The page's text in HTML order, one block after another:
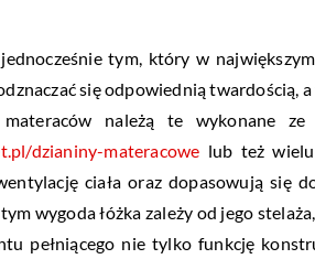
tym, który w
się odpowiednią twardością,
należą te wykonane ze
dzianiny-materacowe lub też
ciała oraz dopasowują się
wygoda łóżka zależy od jego
pełniącego nie tylko funkcję